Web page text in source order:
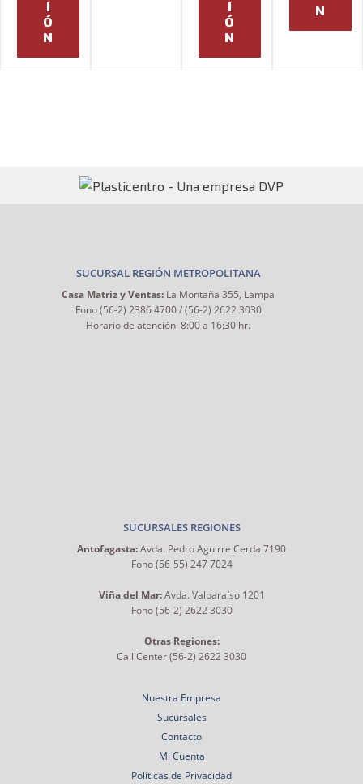
I
Ó
N
I
Ó
N
N
SUCURSAL REGIÓN METROPOLITANA
Casa Matriz y Ventas: La Montaña 355, Lampa
Fono (56-2) 2386 4700 / (56-2) 2622 3030
Horario de atención: 8:00 a 16:30 hr.
SUCURSALES REGIONES
Antofagasta:Avda. Pedro Aguirre Cerda 7190
Fono (56-55) 247 7024
Viña del Mar:Avda. Valparaíso 1201
Fono (56-2) 2622 3030
Otras Regiones:
Call Center (56-2) 2622 3030
Nuestra Empresa
Sucursales
Contacto
Mi Cuenta
Políticas de Privacidad